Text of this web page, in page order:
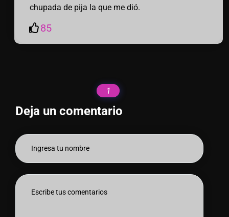
chupada de pija la que me dió.
85
1
Deja un comentario